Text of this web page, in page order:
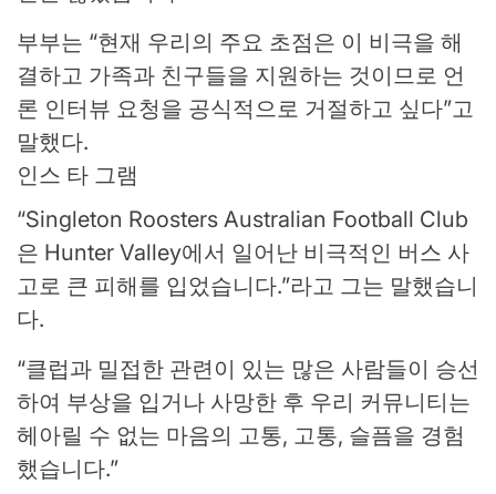
부부는 “현재 우리의 주요 초점은 이 비극을 해
결하고 가족과 친구들을 지원하는 것이므로 언
론 인터뷰 요청을 공식적으로 거절하고 싶다”고
말했다.
인스 타 그램
“Singleton Roosters Australian Football Club
은 Hunter Valley에서 일어난 비극적인 버스 사
고로 큰 피해를 입었습니다.”라고 그는 말했습니
다.
“클럽과 밀접한 관련이 있는 많은 사람들이 승선
하여 부상을 입거나 사망한 후 우리 커뮤니티는
헤아릴 수 없는 마음의 고통, 고통, 슬픔을 경험
했습니다.”